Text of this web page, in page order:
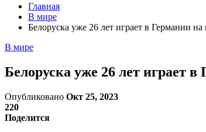
Главная
В мире
Белоруска уже 26 лет играет в Германии
В мире
Белоруска уже 26 лет играет
Опубликовано Окт 25, 2023
220
Поделится